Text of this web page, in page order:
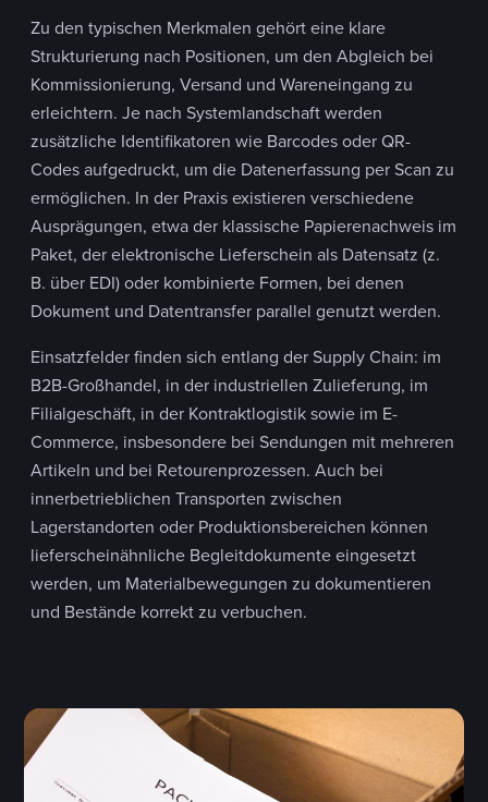
Zu den typischen Merkmalen gehört eine klare
Strukturierung nach Positionen, um den Abgleich bei
Kommissionierung, Versand und Wareneingang zu
erleichtern. Je nach Systemlandschaft werden
zusätzliche Identifikatoren wie Barcodes oder QR-
Codes aufgedruckt, um die Datenerfassung per Scan zu
ermöglichen. In der Praxis existieren verschiedene
Ausprägungen, etwa der klassische Papierenachweis im
Paket, der elektronische Lieferschein als Datensatz (z.
B. über EDI) oder kombinierte Formen, bei denen
Dokument und Datentransfer parallel genutzt werden.
Einsatzfelder finden sich entlang der Supply Chain: im
B2B-Großhandel, in der industriellen Zulieferung, im
Filialgeschäft, in der Kontraktlogistik sowie im E-
Commerce, insbesondere bei Sendungen mit mehreren
Artikeln und bei Retourenprozessen. Auch bei
innerbetrieblichen Transporten zwischen
Lagerstandorten oder Produktionsbereichen können
lieferscheinähnliche Begleitdokumente eingesetzt
werden, um Materialbewegungen zu dokumentieren
und Bestände korrekt zu verbuchen.